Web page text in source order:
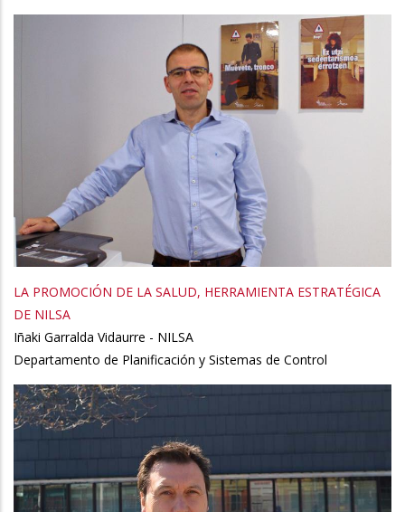
LA PROMOCIÓN DE LA SALUD, HERRAMIENTA ESTRATÉGICA
DE NILSA
Iñaki Garralda Vidaurre - NILSA
Departamento de Planificación y Sistemas de Control